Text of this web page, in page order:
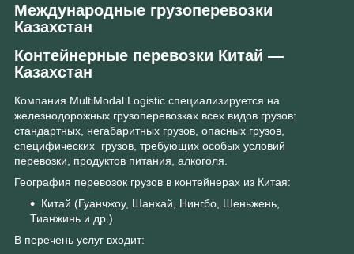
Международные грузоперевозки
Казахстан
Контейнерные перевозки Китай ―
Казахстан
Компания MultiModal Logistic специализируется на
железнодорожных грузоперевозках всех видов грузов:
стандартных, негабаритных грузов, опасных грузов,
специфических грузов, требующих особых условий
перевозки, продуктов питания, алкоголя.
География перевозок грузов в контейнерах из Китая:
Китай (Гуанчжоу, Шанхай, Нингбо, Шеньжень,
Тианжинь и др.)
В перечень услуг входит: